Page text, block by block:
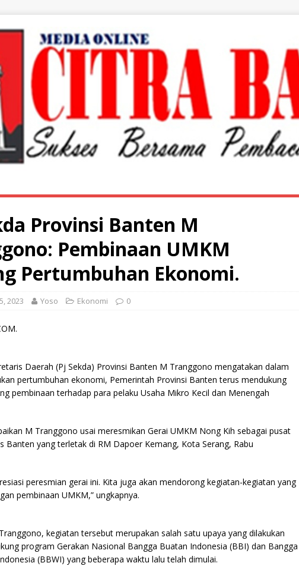
Provinsi Banten M
Pembinaan UMKM
Pertumbuhan Ekonomi.
2023 Yoso Ekonomi 0
Daerah (Pj Sekda) Provinsi Banten M Tranggono mengatakan dalam
pertumbuhan ekonomi, Pemerintah Provinsi Banten terus mendukung
pembinaan terhadap para pelaku Usaha Mikro Kecil dan Menengah
M Tranggono usai meresmikan Gerai UMKM Nong Kih sebagai pusat
Banten yang terletak di RM Dapoer Kemang, Kota Serang, Rabu
peresmian gerai ini. Kita juga akan mendorong kegiatan-kegiatan yang
pembinaan UMKM,” ungkapnya.
kegiatan tersebut merupakan salah satu upaya yang dilakukan
program Gerakan Nasional Bangga Buatan Indonesia (BBI) dan Bangga
(BBWI) yang beberapa waktu lalu telah dimulai.